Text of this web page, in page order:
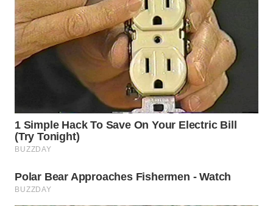
LIKUPANG
WN
LABUANBAJO
Wahana
Media
Group
WAHANA
NEWS